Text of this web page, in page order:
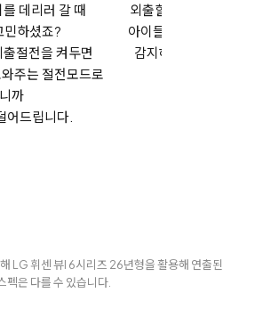
데리러 갈 때
민하셨죠?
절전을 켜두면
주는 절전모드로
까
어드립니다.
외출할 때 홈모니터링
아이들의 귀가 등 집안
감지해
LG 휘센 뷰I 6시리즈 26년형을 활용해 연출된
펙은 다를 수 있습니다.